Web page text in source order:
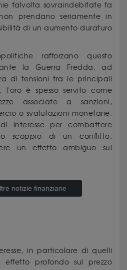
talvolta sovraindebitate fa
prendano seriamente in
di un aumento duraturo
rafforzano questo
la Guerra Fredda, ad
di tensioni tra le principali
l'oro è spesso servito come
associate a sanzioni,
o svalutazioni monetarie.
interesse per combattere
scoppio di un conflitto,
un effetto ambiguo sul
notizie finanziarie
in particolare di quelli
profondo sul prezzo